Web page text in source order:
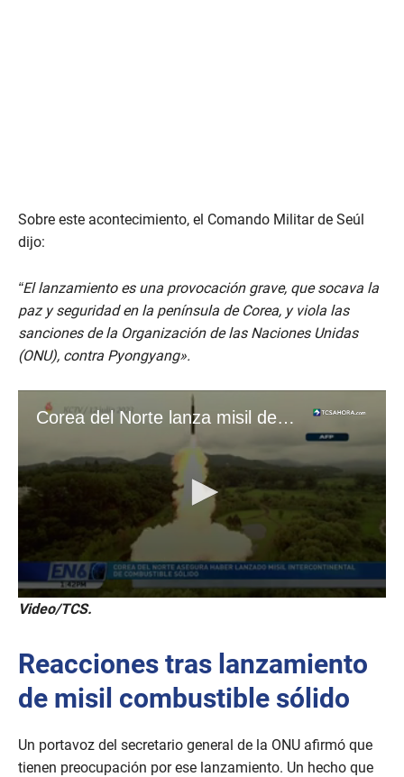
Sobre este acontecimiento, el Comando Militar de Seúl
dijo:
“El lanzamiento es una provocación grave, que socava la
paz y seguridad en la península de Corea, y viola las
sanciones de la Organización de las Naciones Unidas
(ONU), contra Pyongyang».
Video/TCS.
Reacciones tras lanzamiento
de misil combustible sólido
Un portavoz del secretario general de la ONU afirmó que
tienen preocupación por ese lanzamiento. Un hecho que